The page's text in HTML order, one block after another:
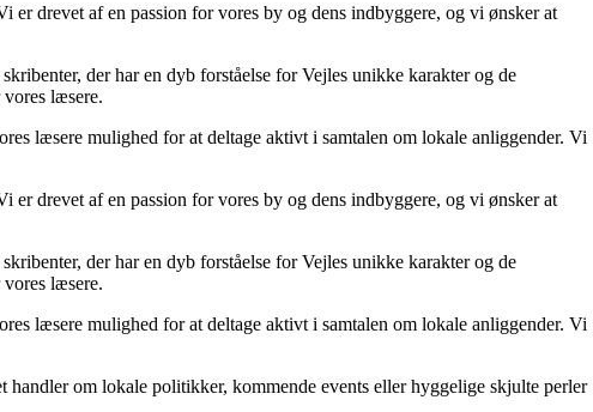
drevet af en passion for vores by og dens indbyggere, og vi ønsker at
der har en dyb forståelse for Vejles unikke karakter og de
læsere.
læsere mulighed for at deltage aktivt i samtalen om lokale anliggender. Vi
drevet af en passion for vores by og dens indbyggere, og vi ønsker at
der har en dyb forståelse for Vejles unikke karakter og de
læsere.
læsere mulighed for at deltage aktivt i samtalen om lokale anliggender. Vi
om lokale politikker, kommende events eller hyggelige skjulte perler